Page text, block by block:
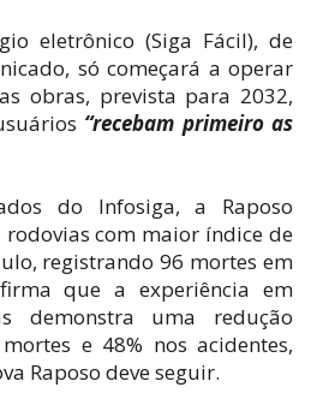
eletrônico (Siga Fácil), de
só começará a operar
obras, prevista para 2032,
“recebam primeiro as
do Infosiga, a Raposo
com maior índice de
registrando 96 mortes em
que a experiência em
demonstra uma redução
e 48% nos acidentes,
Raposo deve seguir.